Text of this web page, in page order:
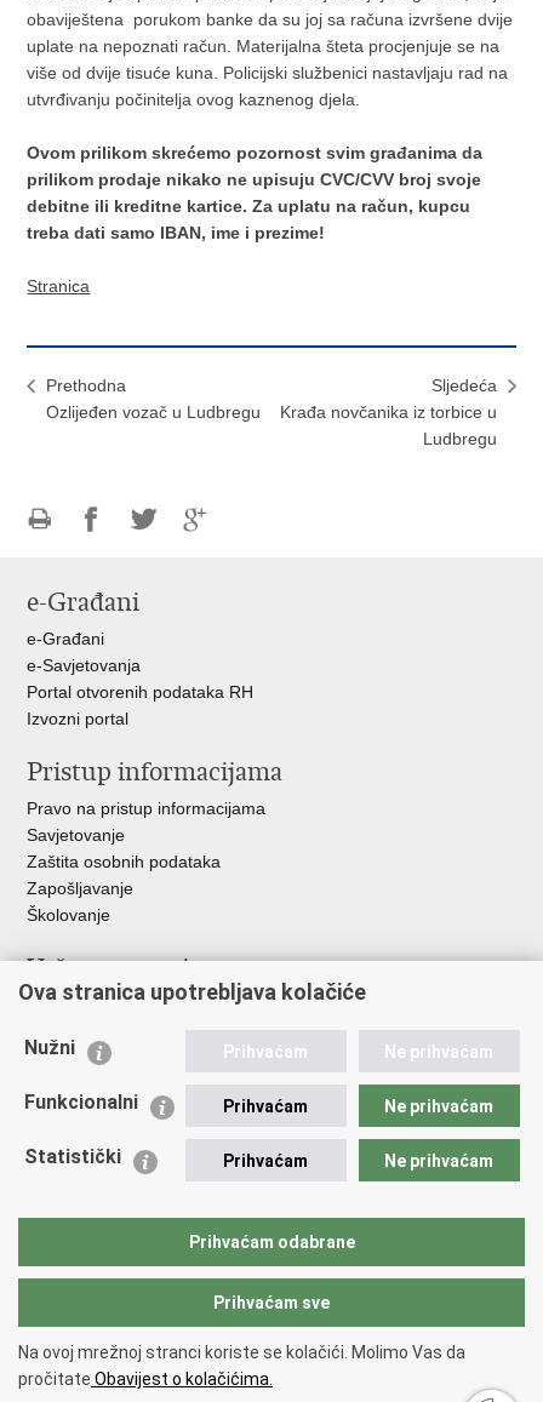
obaviještena porukom banke da su joj sa računa izvršene dvije
uplate na nepoznati račun. Materijalna šteta procjenjuje se na
više od dvije tisuće kuna. Policijski službenici nastavljaju rad na
utvrđivanju počinitelja ovog kaznenog djela.
Ovom prilikom skrećemo pozornost svim građanima da
prilikom prodaje nikako ne upisuju CVC/CVV broj svoje
debitne ili kreditne kartice. Za uplatu na račun, kupcu
treba dati samo IBAN, ime i prezime!
Stranica
Prethodna
Ozlijeđen vozač u Ludbregu
Sljedeća
Krađa novčanika iz torbice u
Ludbregu
FacebookuTwitteru
e-Građani
e-Građani
e-Savjetovanja
Portal otvorenih podataka RH
Izvozni portal
Pristup informacijama
Pravo na pristup informacijama
Savjetovanje
Zaštita osobnih podataka
Zapošljavanje
Školovanje
Važne poveznice
Ministarstvo unutarnjih poslova
Udruge
Policijska akademija
Zaklada policijske solidarnosti
Vučetić"
Copyright © 2026 Policijska uprava varaždinska.
pristupačnosti.
Ova stranica upotrebljava kolačiće
Nužni Prihvaćam Ne prihvaćam
Funkcionalni Prihvaćam Ne prihvaćam
Statistički Prihvaćam Ne prihvaćam
Prihvaćam odabrane
Prihvaćam sve
Na ovoj mrežnoj stranci koriste se kolačići. Molimo Vas da
pročitate Obavijest o kolačićima.